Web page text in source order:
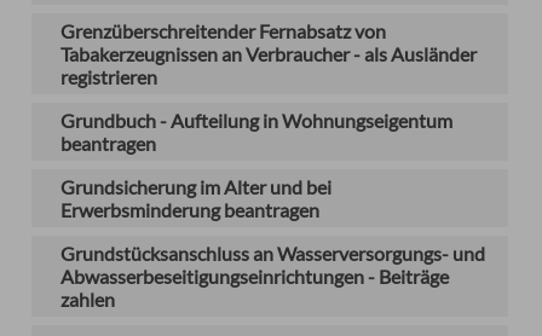
Grenzüberschreitender Fernabsatz von
Tabakerzeugnissen an Verbraucher - als Ausländer
registrieren
Grundbuch - Aufteilung in Wohnungseigentum
beantragen
Grundsicherung im Alter und bei
Erwerbsminderung beantragen
Grundstücksanschluss an Wasserversorgungs- und
Abwasserbeseitigungseinrichtungen - Beiträge
zahlen